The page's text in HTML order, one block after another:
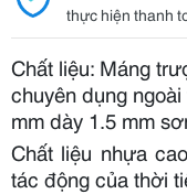
thực hiện thanh
Chất liệu: Máng
chuyên dụng
mm dày 1.5 mm
Chất liệu nhựa
tác động của thời